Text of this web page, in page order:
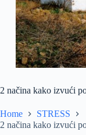
2 načina kako izvući
Home
STRESS
2 načina kako izvući